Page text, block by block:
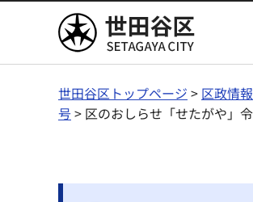
世田谷区
世田谷区トップページ > 区政情報
号> 区のおしらせ「せたがや」